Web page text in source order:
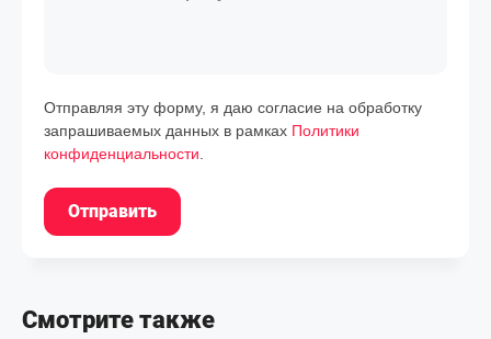
Отправляя эту форму, я даю согласие на обработку
запрашиваемых данных в рамках Политики
конфиденциальности.
Отправить
Смотрите также